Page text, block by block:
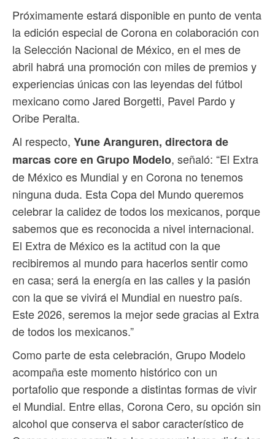
Próximamente estará disponible en punto de venta
la edición especial de Corona en colaboración con
la Selección Nacional de México, en el mes de
abril habrá una promoción con miles de premios y
experiencias únicas con las leyendas del fútbol
mexicano como Jared Borgetti, Pavel Pardo y
Oribe Peralta.
Al respecto, Yune Aranguren, directora de
marcas core en Grupo Modelo, señaló: “El Extra
de México es Mundial y en Corona no tenemos
ninguna duda. Esta Copa del Mundo queremos
celebrar la calidez de todos los mexicanos, porque
sabemos que es reconocida a nivel internacional.
El Extra de México es la actitud con la que
recibiremos al mundo para hacerlos sentir como
en casa; será la energía en las calles y la pasión
con la que se vivirá el Mundial en nuestro país.
Este 2026, seremos la mejor sede gracias al Extra
de todos los mexicanos.”
Como parte de esta celebración, Grupo Modelo
acompaña este momento histórico con un
portafolio que responde a distintas formas de vivir
el Mundial. Entre ellas, Corona Cero, su opción sin
alcohol que conserva el sabor característico de